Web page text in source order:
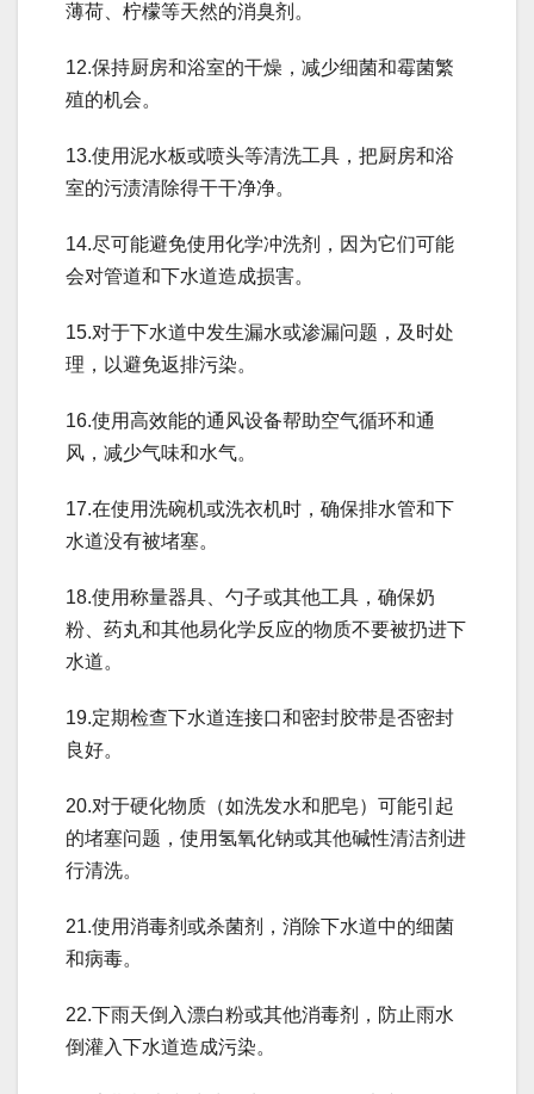
薄荷、柠檬等天然的消臭剂。
12.保持厨房和浴室的干燥，减少细菌和霉菌繁
殖的机会。
13.使用泥水板或喷头等清洗工具，把厨房和浴
室的污渍清除得干干净净。
14.尽可能避免使用化学冲洗剂，因为它们可能
会对管道和下水道造成损害。
15.对于下水道中发生漏水或渗漏问题，及时处
理，以避免返排污染。
16.使用高效能的通风设备帮助空气循环和通
风，减少气味和水气。
17.在使用洗碗机或洗衣机时，确保排水管和下
水道没有被堵塞。
18.使用称量器具、勺子或其他工具，确保奶
粉、药丸和其他易化学反应的物质不要被扔进下
水道。
19.定期检查下水道连接口和密封胶带是否密封
良好。
20.对于硬化物质（如洗发水和肥皂）可能引起
的堵塞问题，使用氢氧化钠或其他碱性清洁剂进
行清洗。
21.使用消毒剂或杀菌剂，消除下水道中的细菌
和病毒。
22.下雨天倒入漂白粉或其他消毒剂，防止雨水
倒灌入下水道造成污染。